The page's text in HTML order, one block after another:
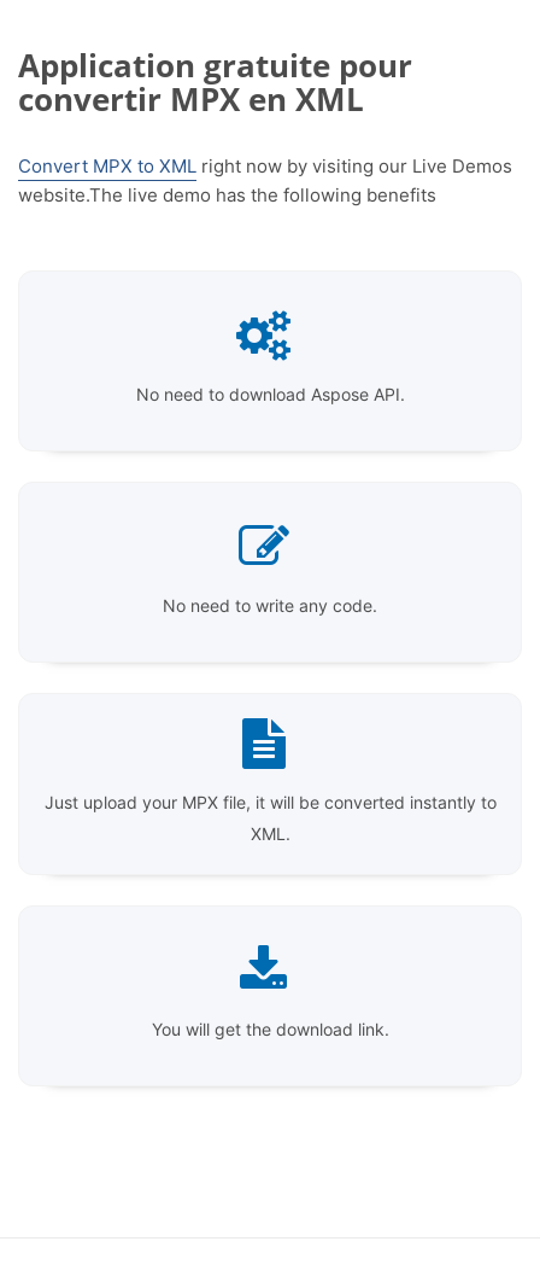
Application gratuite pour
convertir MPX en XML
Convert MPX to XML right now by visiting our Live Demos
website.The live demo has the following benefits
No need to download Aspose API.
No need to write any code.
Just upload your MPX file, it will be converted instantly to
XML.
You will get the download link.